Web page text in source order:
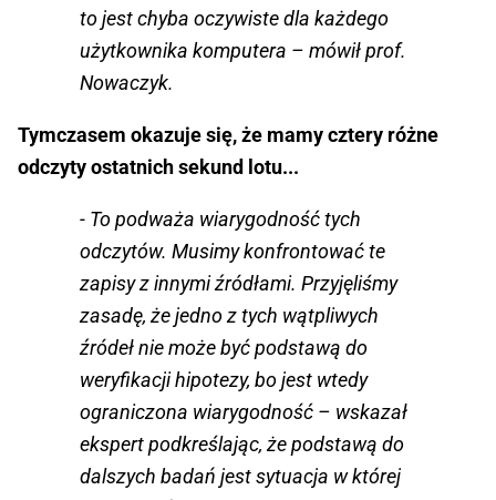
to jest chyba oczywiste dla każdego
użytkownika komputera – mówił prof.
Nowaczyk.
Tymczasem okazuje się, że mamy cztery różne
odczyty ostatnich sekund lotu...
- To podważa wiarygodność tych
odczytów. Musimy konfrontować te
zapisy z innymi źródłami. Przyjęliśmy
zasadę, że jedno z tych wątpliwych
źródeł nie może być podstawą do
weryfikacji hipotezy, bo jest wtedy
ograniczona wiarygodność – wskazał
ekspert podkreślając, że podstawą do
dalszych badań jest sytuacja w której